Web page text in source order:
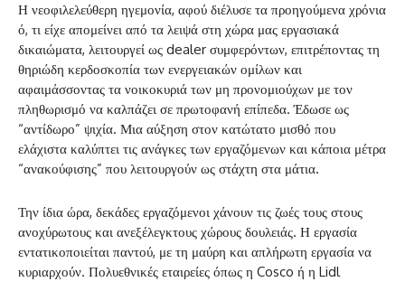
Η νεοφιλελεύθερη ηγεμονία, αφού διέλυσε τα προηγούμενα χρόνια
ό, τι είχε απομείνει από τα λειψά στη χώρα μας εργασιακά
δικαιώματα, λειτουργεί ως dealer συμφερόντων, επιτρέποντας τη
θηριώδη κερδοσκοπία των ενεργειακών ομίλων και
αφαιμάσσοντας τα νοικοκυριά των μη προνομιούχων με τον
πληθωρισμό να καλπάζει σε πρωτοφανή επίπεδα. Έδωσε ως
“αντίδωρο” ψιχία. Μια αύξηση στον κατώτατο μισθό που
ελάχιστα καλύπτει τις ανάγκες των εργαζόμενων και κάποια μέτρα
“ανακούφισης” που λειτουργούν ως στάχτη στα μάτια.
Την ίδια ώρα, δεκάδες εργαζόμενοι χάνουν τις ζωές τους στους
ανοχύρωτους και ανεξέλεγκτους χώρους δουλειάς. Η εργασία
εντατικοποιείται παντού, με τη μαύρη και απλήρωτη εργασία να
κυριαρχούν. Πολυεθνικές εταιρείες όπως η Cosco ή η Lidl